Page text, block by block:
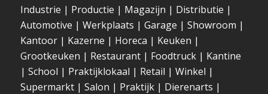
Industrie | Productie | Magazijn | Distributie |
Automotive | Werkplaats | Garage | Showroom |
Kantoor| Kazerne | Horeca | Keuken |
Grootkeuken | Restaurant| Foodtruck| Kantine
| School | Praktijklokaal | Retail | Winkel |
Supermarkt| Salon | Praktijk| Dierenarts |